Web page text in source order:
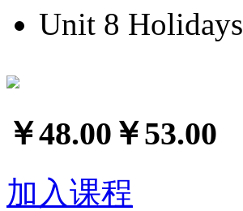
Unit 8 Holidays
￥48.00 ￥53.00
加入课程